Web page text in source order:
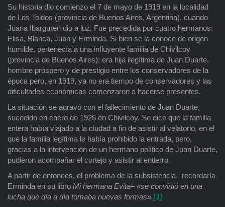
Su historia dio comienzo el 7 de mayo de 1919 en la localidad
de Los Toldos (provincia de Buenos Aires, Argentina), cuando
Juana Ibarguren dio a luz. Fue precedida por cuatro hermanos:
Elisa, Blanca, Juan y Erminda. Si bien se la conoce de origen
humilde, pertenecía a una influyente familia de Chivilcoy
(provincia de Buenos Aires); era hija ilegítima de Juan Duarte,
hombre próspero y de prestigio entre los conservadores de la
época pero, en 1919, ya no era tiempo de conservadores y las
dificultades económicas comenzaron a hacerse presentes.
La situación se agravó con el fallecimiento de Juan Duarte,
sucedido en enero de 1926 en Chivilcoy. Se dice que la familia
entera había viajado a la ciudad a fin de asistir al velatorio, en el
que la familia legítima le había prohibido la entrada, pero,
gracias a la intervención de un hermano político de Juan Duarte,
pudieron acompañar el cortejo y asistir al entierro.
A partir de entonces, el problema de la subsistencia –recordaría
Erminda en su libro Mi hermana Evita–«se convirtió en una
lucha que día a día tomaba nuevas formas».[1]